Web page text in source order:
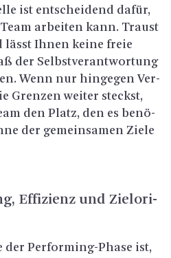
ist ent­schei­dend dafür,
ar­bei­ten kann. Traust
lässt Ihnen keine freie
der Selbst­ver­ant­wor­tung
Wenn nur hin­ge­gen Ver­
Gren­zen wei­ter steckst,
den Platz, den es be­nö­
der ge­mein­sa­men Ziele
Ef­fi­zi­enz und Ziel­ori­
der Per­for­ming-Pha­se ist,